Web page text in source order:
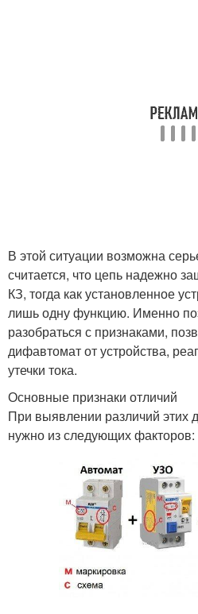
В этой ситуации возможна
считается, что цепь надежно
КЗ, тогда как установленное
лишь одну функцию. Именно
разобраться с признаками,
дифавтомат от устройства,
утечки тока.
Основные признаки отличий
При выявлении различий этих
нужно из следующих факторов: